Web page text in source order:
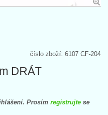
číslo zboží: 6107 CF-204
DRÁT
Prosím registrujte se